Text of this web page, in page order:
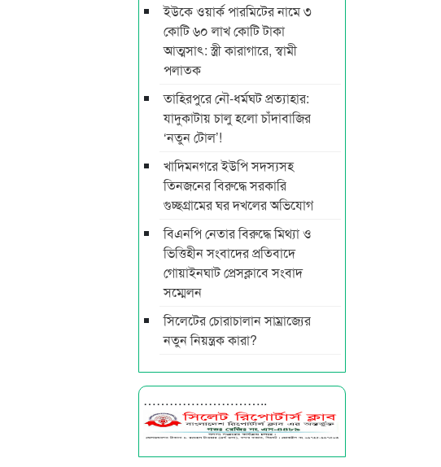
ইউকে ওয়ার্ক পারমিটের নামে ৩
কোটি ৬০ লাখ কোটি টাকা
আত্মসাৎ: স্ত্রী কারাগারে, স্বামী
পলাতক
তাহিরপুরে নৌ-ধর্মঘট প্রত্যাহার:
যাদুকাটায় চালু হলো চাঁদাবাজির
‘নতুন টোল’!
খাদিমনগরে ইউপি সদস্যসহ
তিনজনের বিরুদ্ধে সরকারি
গুচ্ছগ্রামের ঘর দখলের অভিযোগ
বিএনপি নেতার বিরুদ্ধে মিথ্যা ও
ভিত্তিহীন সংবাদের প্রতিবাদে
গোয়াইনঘাট প্রেসক্লাবে সংবাদ
সম্মেলন
সিলেটের চোরাচালান সাম্রাজ্যের
নতুন নিয়ন্ত্রক কারা?
………………………..